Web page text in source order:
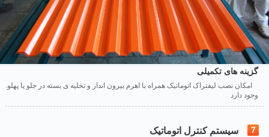
گزینه های تکمیلی
.امکان نصب لیفتراک اتوماتیک همراه با اهرم بیرون انداز و تخلیه ی بسته در جلو یا پهلو
وجود دارد
7 سیستم کنترل اتوماتیک